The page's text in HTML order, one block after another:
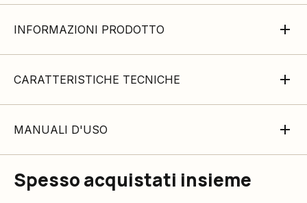
INFORMAZIONI PRODOTTO
CARATTERISTICHE TECNICHE
MANUALI D'USO
Spesso acquistati insieme